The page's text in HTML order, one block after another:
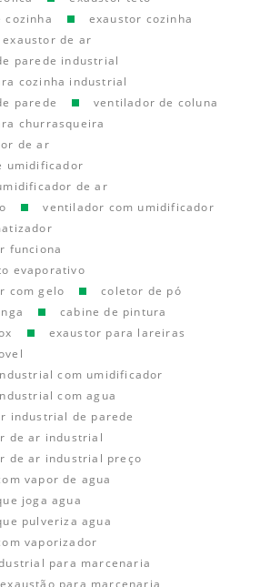
cozinha
exaustor cozinha
exaustor de ar
parede industrial
cozinha industrial
parede
ventilador de coluna
churrasqueira
de ar
umidificador
de ar
ventilador com umidificador
funciona
evaporativo
com gelo
coletor de pó
cabine de pintura
exaustor para lareiras
com umidificador
com agua
industrial de parede
de ar industrial
de ar industrial preço
vapor de agua
joga agua
pulveriza agua
vaporizador
para marcenaria
para marcenaria